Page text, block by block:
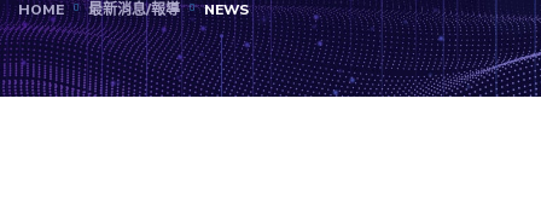
HOME 最新消息/報導 NEWS